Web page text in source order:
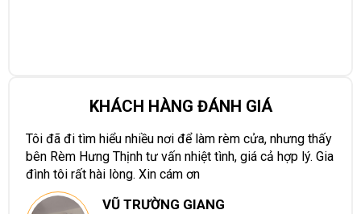
KHÁCH HÀNG ĐÁNH GIÁ
Tôi đã đi tìm hiểu nhiều nơi để làm rèm cửa, nhưng thấy
bên Rèm Hưng Thịnh tư vấn nhiệt tình, giá cả hợp lý. Gia
đình tôi rất hài lòng. Xin cám ơn
VŨ TRƯỜNG GIANG